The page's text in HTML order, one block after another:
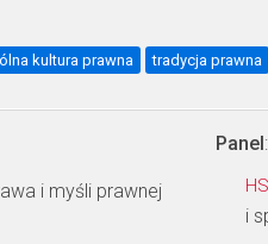
kultura prawna tradycja prawna
i myśli prawnej
Panel:
i